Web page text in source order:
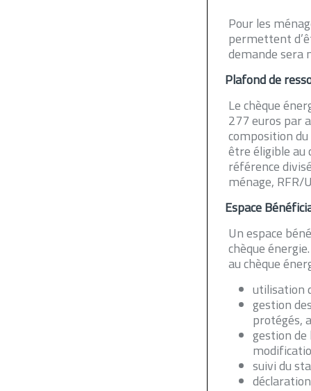
Pour les
permettent
demande sera
Plafond de
Le chèque
277 euros par
composition
être éligible au
référence
ménage, RFR/
Espace
Un espace
chèque
au chèque
utilisation
gestion
protégés,
gestion
suivi du